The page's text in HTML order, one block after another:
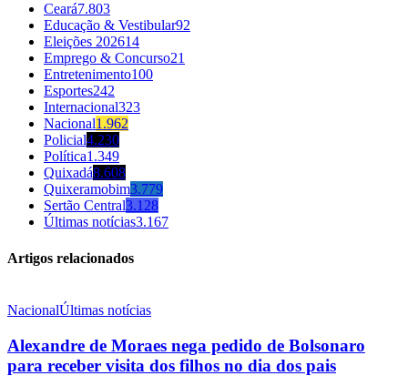
Ceará7.803
Educação & Vestibular92
Eleições 202614
Emprego & Concurso21
Entretenimento100
Esportes242
Internacional323
Nacional1.962
Policial4.230
Política1.349
Quixadá8.608
Quixeramobim3.779
Sertão Central3.128
Últimas notícias3.167
Artigos relacionados
NacionalÚltimas notícias
Alexandre de Moraes nega pedido de Bolsonaro
para receber visita dos filhos no dia dos pais